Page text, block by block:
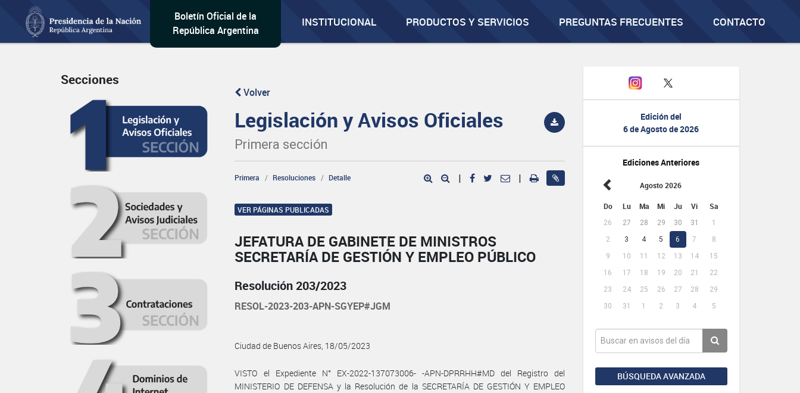
Boletín Oficial de la
República Argentina
INSTITUCIONAL PRODUCTOS Y SERVICIOS PREGUNTAS FRECUENTES CONTACTO
Edición del
6 de Agosto de 2026
Ediciones Anteriores
Agosto 2026
Do Lu Ma Mi Ju Vi Sa
26 27 28 29 30 31
1
2
3 4 5 6 7
8
9
10 11 12 13 14
15
16
17 18 19 20 21
22
23
24 25 26 27 28
29
30
31 1 2 3 4 5
BÚSQUEDA AVANZADA
Secciones
Volver
Legislación y Avisos Oficiales
Primera sección
Primera Resoluciones Detalle | |
VER PÁGINAS PUBLICADAS
JEFATURA DE GABINETE DE MINISTROS
SECRETARÍA DE GESTIÓN Y EMPLEO PÚBLICO
Resolución 203/2023
RESOL-2023-203-APN-SGYEP#JGM
Ciudad de Buenos Aires, 18/05/2023
VISTO el Expediente N° EX-2022-137073006- -APN-DPRRHH#MD del Registro del
MINISTERIO DE DEFENSA y la Resolución de la SECRETARÍA DE GESTIÓN Y EMPLEO